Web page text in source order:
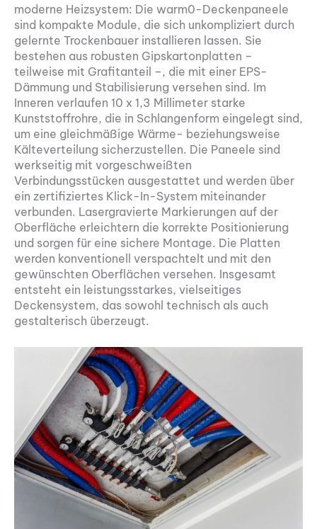
moderne Heizsystem: Die warm0-Deckenpaneele
sind kompakte Module, die sich unkompliziert durch
gelernte Trockenbauer installieren lassen. Sie
bestehen aus robusten Gipskartonplatten –
teilweise mit Grafitanteil –, die mit einer EPS-
Dämmung und Stabilisierung versehen sind. Im
Inneren verlaufen 10 x 1,3 Millimeter starke
Kunststoffrohre, die in Schlangenform eingelegt sind,
um eine gleichmäßige Wärme- beziehungsweise
Kälteverteilung sicherzustellen. Die Paneele sind
werkseitig mit vorgeschweißten
Verbindungsstücken ausgestattet und werden über
ein zertifiziertes Klick-In-System miteinander
verbunden. Lasergravierte Markierungen auf der
Oberfläche erleichtern die korrekte Positionierung
und sorgen für eine sichere Montage. Die Platten
werden konventionell verspachtelt und mit den
gewünschten Oberflächen versehen. Insgesamt
entsteht ein leistungsstarkes, vielseitiges
Deckensystem, das sowohl technisch als auch
gestalterisch überzeugt.